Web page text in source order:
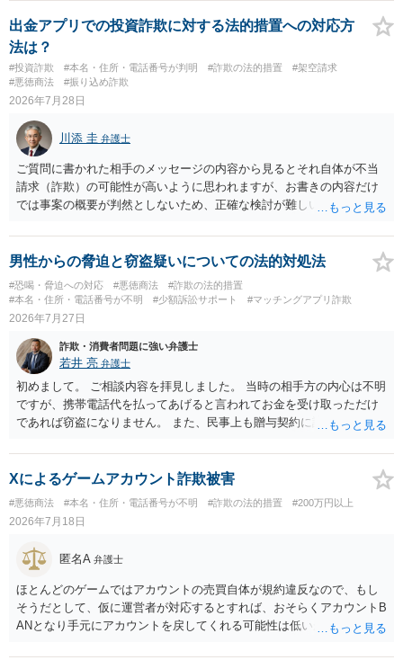
出金アプリでの投資詐欺に対する法的措置への対応方
法は？
#投資詐欺 #本名・住所・電話番号が判明 #詐欺の法的措置
#架空請求
#悪徳商法
#振り込め詐欺
2026年7月28日
川添 圭 弁護士
ご質問に書かれた相手のメッセージの内容から見るとそれ自体が不当
請求（詐欺）の可能性が高いように思われますが、お書きの内容だけ
では事案の概要が判然としないため、正確な検討が難しいです。例え
画面を見て貰いながらアドバイスう受けた方が確実です。
男性からの脅迫と窃盗疑いについての法的対処法
#恐喝・脅迫への対応 #悪徳商法
#詐欺の法的措置
#本名・住所・電話番号が不明
#少額訴訟サポート #マッチングアプリ詐欺
2026年7月27日
詐欺・消費者問題に強い弁護士
若井 亮 弁護士
初めまして。 ご相談内容を拝見しました。 当時の相手方の内心は不明
ですが、携帯電話代を払ってあげると言われてお金を受け取っただけ
であれば窃盗になりません。 また、民事上も贈与契約に該当すると思
ず、可能であればブロックをするようにしてください。 ご不安であれ
ば、最寄りの警察署に相談をしても良いかもしれません。 以上、ご参
Xによるゲームアカウント詐欺被害
#悪徳商法 #本名・住所・電話番号が不明 #詐欺の法的措置 #200万円以上
2026年7月18日
匿名A 弁護士
ほとんどのゲームではアカウントの売買自体が規約違反なので、もし
そうだとして、仮に運営者が対応するとすれば、おそらくアカウントB
ANとなり手元にアカウントを戻してくれる可能性は低いかもしれませ
絶）を食らう可能性があります。RMTが許されているゲーム（海外の